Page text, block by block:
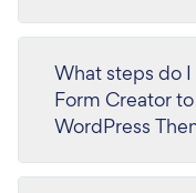
What steps do
Form Creator
WordPress